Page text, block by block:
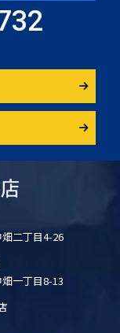
二丁目4-26
一丁目8-13